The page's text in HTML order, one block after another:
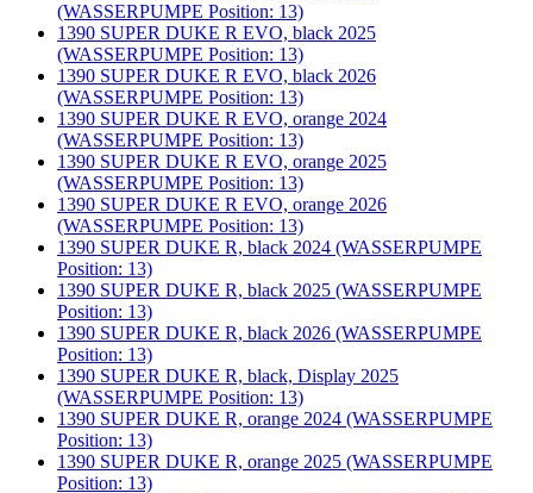
(WASSERPUMPE Position: 13)
1390 SUPER DUKE R EVO, black 2025
(WASSERPUMPE Position: 13)
1390 SUPER DUKE R EVO, black 2026
(WASSERPUMPE Position: 13)
1390 SUPER DUKE R EVO, orange 2024
(WASSERPUMPE Position: 13)
1390 SUPER DUKE R EVO, orange 2025
(WASSERPUMPE Position: 13)
1390 SUPER DUKE R EVO, orange 2026
(WASSERPUMPE Position: 13)
1390 SUPER DUKE R, black 2024 (WASSERPUMPE
Position: 13)
1390 SUPER DUKE R, black 2025 (WASSERPUMPE
Position: 13)
1390 SUPER DUKE R, black 2026 (WASSERPUMPE
Position: 13)
1390 SUPER DUKE R, black, Display 2025
(WASSERPUMPE Position: 13)
1390 SUPER DUKE R, orange 2024 (WASSERPUMPE
Position: 13)
1390 SUPER DUKE R, orange 2025 (WASSERPUMPE
Position: 13)